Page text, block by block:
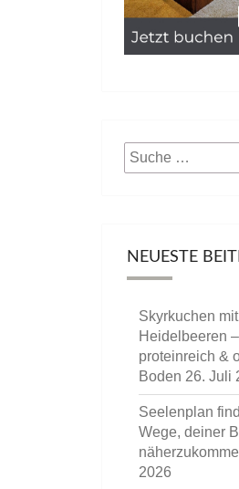
Suche
nach:
NEUESTE
Skyrkuchen mit
Heidelbeeren
proteinreich &
Boden 26. Juli
Seelenplan
Wege, deiner
2026